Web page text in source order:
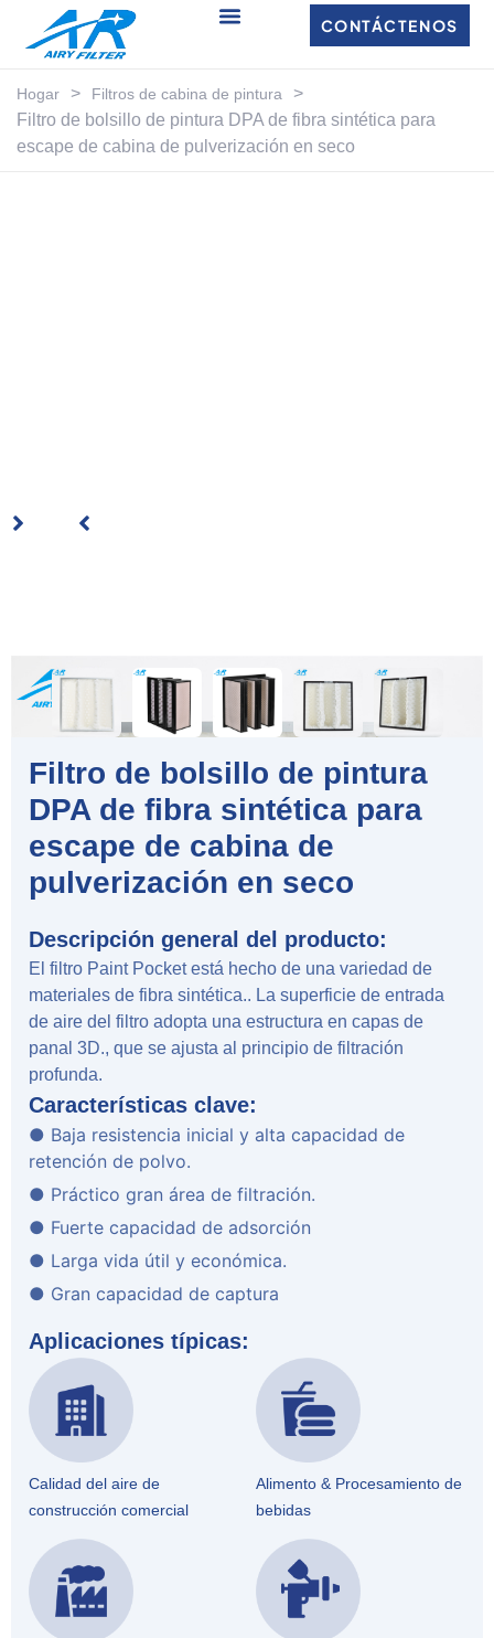
CONTÁCTENOS
Hogar > Filtros de cabina de pintura
>
Filtro de bolsillo de pintura DPA de fibra sintética para
escape de cabina de pulverización en seco
Filtro de bolsillo de pintura
DPA de fibra sintética para
escape de cabina de
pulverización en seco
Descripción general del producto:
El filtro Paint Pocket está hecho de una variedad de
materiales de fibra sintética.. La superficie de entrada
de aire del filtro adopta una estructura en capas de
panal 3D., que se ajusta al principio de filtración
profunda.
Características clave:
● Baja resistencia inicial y alta capacidad de
retención de polvo.
● Práctico gran área de filtración.
● Fuerte capacidad de adsorción
● Larga vida útil y económica.
● Gran capacidad de captura
Aplicaciones típicas:
Calidad del aire de
construcción comercial
Alimento & Procesamiento de
bebidas